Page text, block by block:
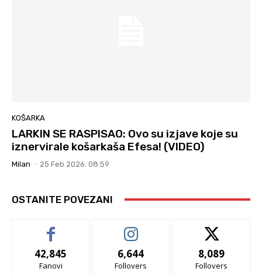
KOŠARKA
LARKIN SE RASPISAO: Ovo su izjave koje su
iznervirale košarkaša Efesa! (VIDEO)
Milan - 25 Feb 2026. 08:59
OSTANITE POVEZANI
42,845
Fanovi
6,644
Follovers
8,089
Follovers